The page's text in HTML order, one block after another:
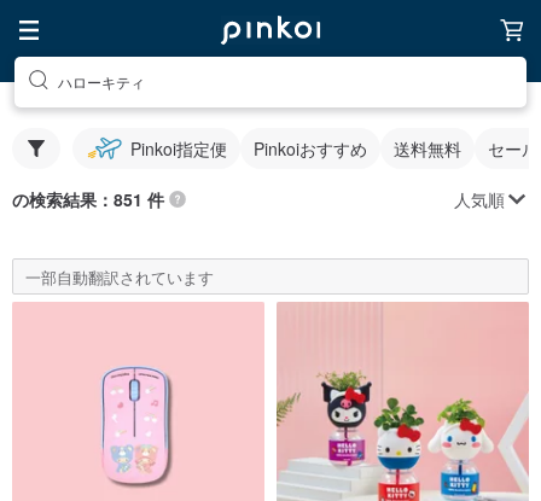
ハローキティ
Pinkoi指定便 Pinkoiおすすめ 送料無料 セー
の検索結果：851 件 人気順
一部自動翻訳されています